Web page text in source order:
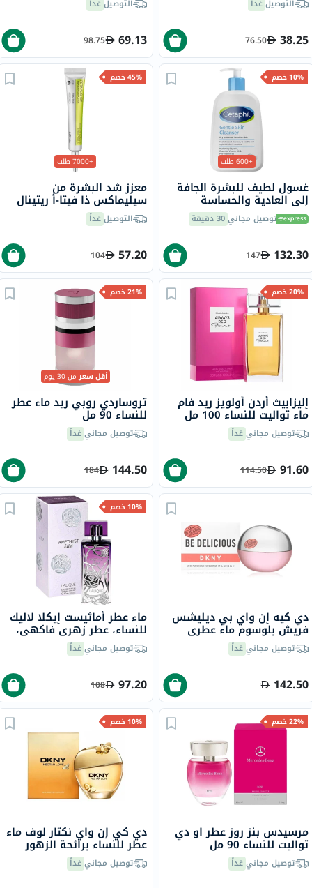
التوصيلغداً
38.25
76.50
التوصيلغداً
69.13
98.75
10% خصم
+600 طلب
غسول لطيف للبشرة الجافة
إلى العادية والحساسة
سيتافيل، 473 ملتوصيل مجاني30 دقيقة
132.30
147
45% خصم
+7000 طلب
معزز شد البشرة من
سيليماكس ذا فيتا-أ ريتينال
شوت، 15 مل
التوصيلغداً
57.20
104
20% خصم
إليزابيث أردن أولويز ريد فام
ماء تواليت للنساء 100 مل
توصيل مجانيغداً
91.60
114.50
21% خصم
أقل سعرمن 30 يوم
تروساردي روبي ريد ماء عطر
للنساء 90 مل
توصيل مجانيغداً
144.50
184
دي كيه إن واي بي ديليشس
فريش بلوسوم ماء عطري
للنساء - عطر زهري 100 مل
توصيل مجانيغداً
142.50
10% خصم
ماء عطر أماثيست إيكلا لاليك
للنساء، عطر زهري فاكهي،
100 ملتوصيل مجانيغداً
97.20
108
22% خصم
مرسيدس بنز روز عطر او دي
تواليت للنساء 90 مل
توصيل مجانيغداً
10% خصم
دي كي إن واي نكتار لوف ماء
عطر للنساء برائحة الزهور
100 ملتوصيل مجانيغداً